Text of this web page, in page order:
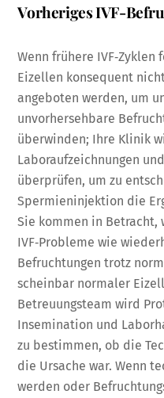
Vorheriges IVF-
Wenn frühere
Eizellen konsequent
angeboten werden, um
unvorhersehbare
überwinden; Ihre Klinik
Laboraufzeichnungen
überprüfen, um zu
Spermieninjektion die
Sie kommen in Betracht,
IVF‑Probleme wie
Befruchtungen trotz
scheinbar normaler
Betreuungsteam wird
Insemination und
zu bestimmen, ob die
die Ursache war. Wenn
werden oder